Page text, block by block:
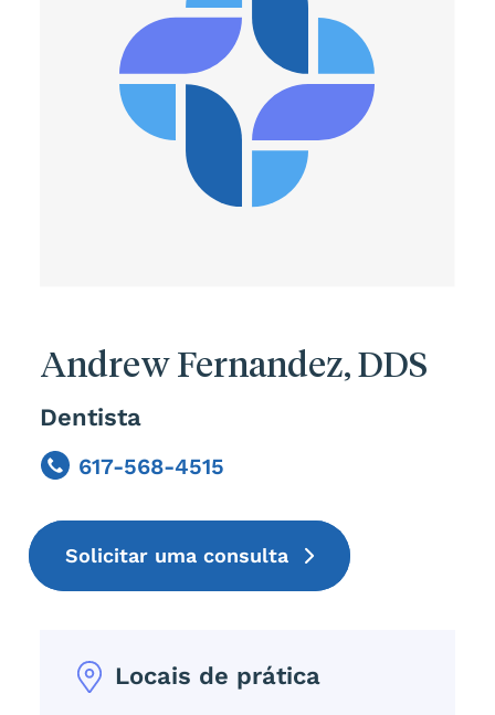
Andrew Fernandez, DDS
Dentista
617-568-4515
Phone
Solicitar uma consulta
Locais de prática